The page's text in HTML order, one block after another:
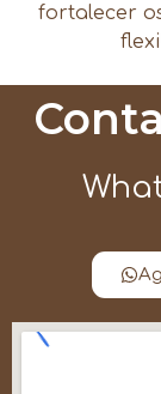
fortalecer